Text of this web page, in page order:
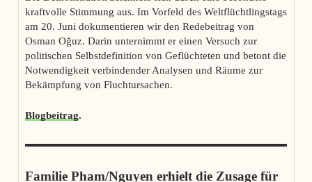
kraftvolle Stimmung aus. Im Vorfeld des Weltflüchtlingstags
am 20. Juni dokumentieren wir den Redebeitrag von
Osman Oğuz. Darin unternimmt er einen Versuch zur
politischen Selbstdefinition von Geflüchteten und betont die
Notwendigkeit verbindender Analysen und Räume zur
Bekämpfung von Fluchtursachen.
Blogbeitrag.
Familie Pham/Nguyen erhielt die Zusage für